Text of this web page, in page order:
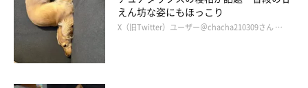
えん坊な姿にもほっこり
X（旧Twitter）ユーザー＠chacha210309さん …